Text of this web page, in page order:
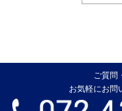
ご質問
お気軽にお問